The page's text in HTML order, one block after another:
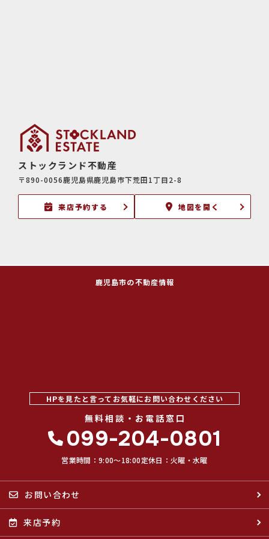
ストックランド不動産
〒890-0056鹿児島県鹿児島市下荒田1丁目2-8
来店予約する 地図を開く
鹿児島市の不動産情報
HPを見たと言ってお気軽にお問い合わせください
無料相談・お電話窓口
099-204-0801
営業時間：9:00〜18:00定休日：火曜・水曜
お問い合わせ
来店予約